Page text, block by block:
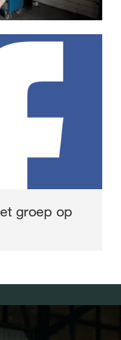
groep op